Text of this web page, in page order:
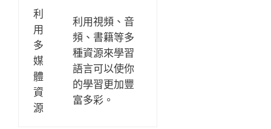
利
用
多
媒
體
資
源
利用視頻、音
頻、書籍等多
種資源來學習
語言可以使你
的學習更加豐
富多彩。